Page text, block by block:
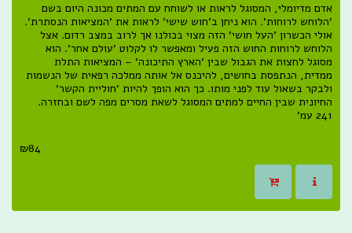
אדם מדיומלי, המסוגל לראות או לשוחח עם המתים מכונה היום בשם
'הלוחש לרוחות'. הוא ניחן ב'חוש שישי' לראות את 'המציאות הנסתרת'.
אולי הכשרון 'העל חושי' הזה מצוי בכולנו אך לרוב במצב רדום. אצל
הלוחש לרוחות החוש הזה פעיל ומאפשר לו לקלוט 'עולם אחר'. הוא
מסוגל לחצות את הגבול שבין 'הארץ התיכונה' – המציאות התלת
ממדית, הנתפסת בחושים, להיכנס אל אותה ממלכה רפאית של הנשמות
ולבקר בשאול עוד לפני מותו. כך הוא הופך להיות 'חוליית הקשר'
החיונית שבין החיים למתים המסוגל לשאת מסרים מפה לשם ובחזרה.
241 עמ'
₪84